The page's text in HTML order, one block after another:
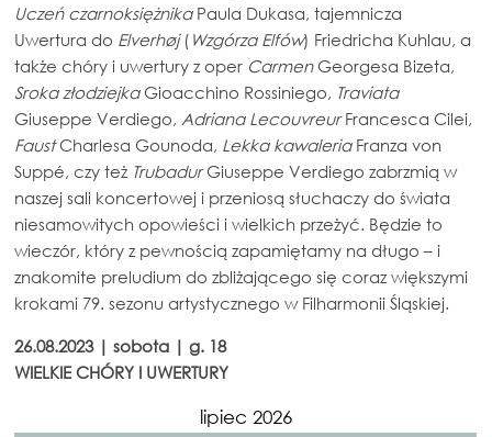
Uczeń czarnoksiężnika Paula Dukasa, tajemnicza
Uwertura do Elverhøj( Wzgórza Elfów) Friedricha Kuhlau, a
także chóry i uwertury z oper CarmenGeorgesa Bizeta,
Sroka złodziejkaGioacchino Rossiniego, Traviata
Giuseppe Verdiego,Adriana LecouvreurFrancesca Cilei,
FaustCharlesa Gounoda, Lekka kawaleriaFranza von
Suppé, czy też TrubadurGiuseppe Verdiego zabrzmią w
naszej sali koncertowej i przeniosą słuchaczy do świata
niesamowitych opowieści i wielkich przeżyć. Będzie to
wieczór, który z pewnością zapamiętamy na długo – i
znakomite preludium do zbliżającego się coraz większymi
krokami 79. sezonu artystycznego w Filharmonii Śląskiej.
26.08.2023 | sobota | g. 18
WIELKIE CHÓRY I UWERTURY
lipiec 2026